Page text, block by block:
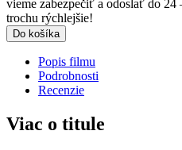
vieme zabezpečiť a odoslať do 24
trochu rýchlejšie!
Do košíka
Popis filmu
Podrobnosti
Recenzie
Viac o titule